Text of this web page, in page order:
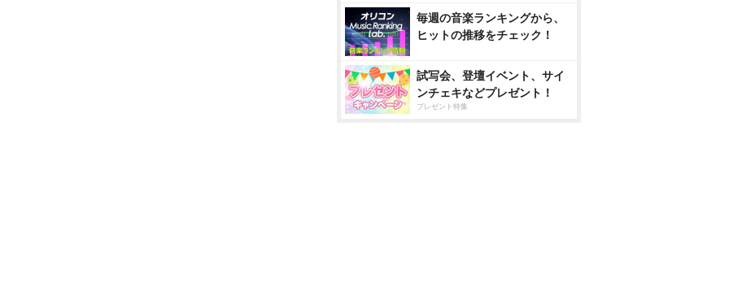
毎週の音楽ランキングから、
ヒットの推移をチェック！
試写会、登壇イベント、サイ
ンチェキなどプレゼント！
プレゼント特集